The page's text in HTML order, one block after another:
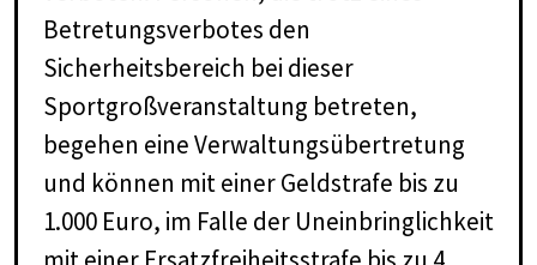
Betretungsverbotes den
Sicherheitsbereich bei dieser
Sportgroßveranstaltung betreten,
begehen eine Verwaltungsübertretung
und können mit einer Geldstrafe bis zu
1.000 Euro, im Falle der Uneinbringlichkeit